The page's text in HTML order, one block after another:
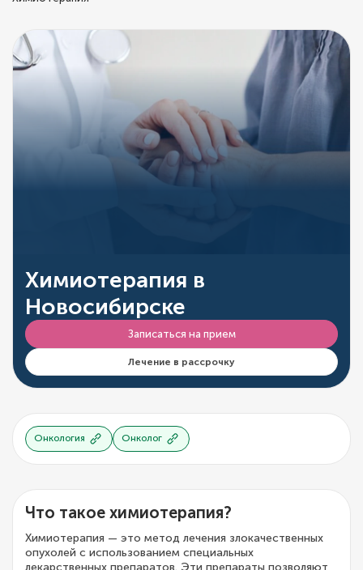
Химиотерапия в
Новосибирске
Записаться на прием
Лечение в рассрочку
Онкология Онколог
Что такое химиотерапия?
Химиотерапия — это метод лечения злокачественных
опухолей с использованием специальных
лекарственных препаратов. Эти препараты позволяют